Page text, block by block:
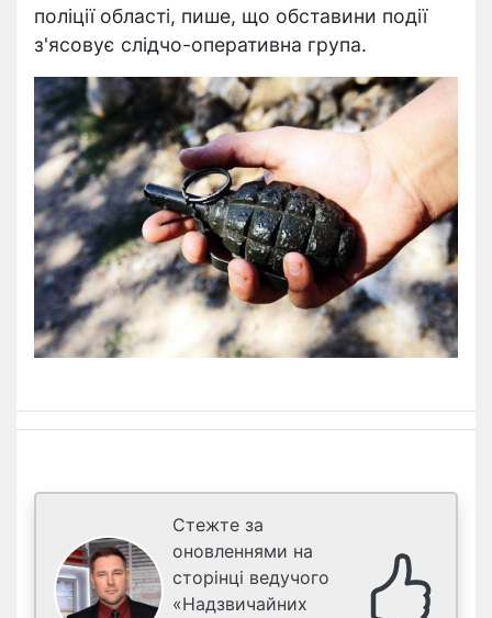
поліції області, пише, що обставини події
з'ясовує слідчо-оперативна група.
Стежте за
оновленнями на
сторінці ведучого
«Надзвичайних